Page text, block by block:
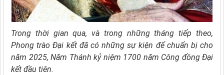
Trong thời gian qua, và trong những tháng tiếp theo,
Phong trào Đại kết đã có những sự kiện để chuẩn bị cho
năm 2025, Năm Thánh kỷ niệm 1700 năm Công đồng Đại
kết đầu tiên.